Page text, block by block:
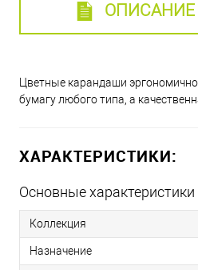
ОПИСАНИЕ
Цветные карандаши
бумагу любого типа, а
ХАРАКТЕРИСТИКИ:
Основные характеристики
Коллекция
Назначение